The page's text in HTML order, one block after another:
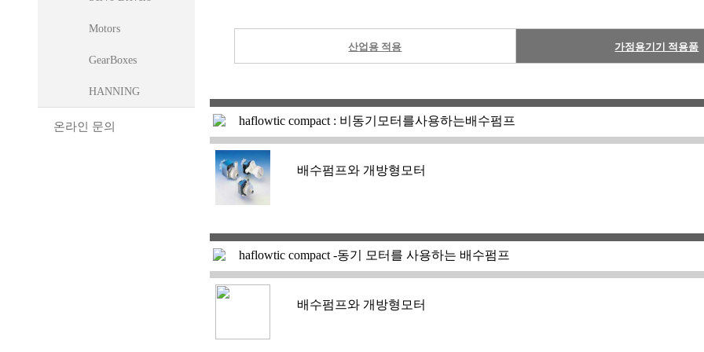
Motors
GearBoxes
HANNING
온라인 문의
산업용 적용 가정용기기 적용품
haflowtic compact : 비동기모터를사용하는배수펌프
배수펌프와 개방형모터
haflowtic compact -동기 모터를 사용하는 배수펌프
배수펌프와 개방형모터